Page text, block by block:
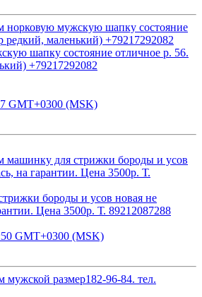
шапку состояние отличное р. 56.
+79217292082
GMT+0300 (MSK)
бороды и усов новая не
Цена 3500р. Т. 89212087288
GMT+0300 (MSK)